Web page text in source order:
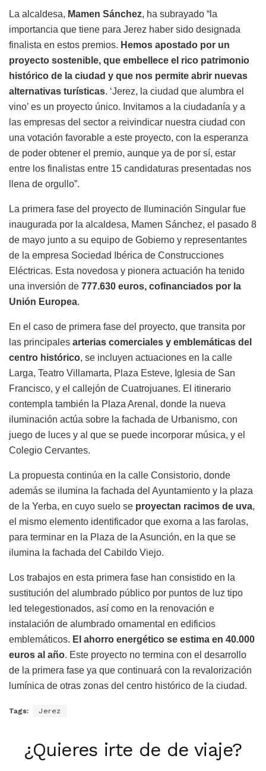
La alcaldesa, Mamen Sánchez, ha subrayado “la
importancia que tiene para Jerez haber sido designada
finalista en estos premios. Hemos apostado por un
proyecto sostenible, que embellece el rico patrimonio
histórico de la ciudad y que nos permite abrir nuevas
alternativas turísticas. ‘Jerez, la ciudad que alumbra el
vino’ es un proyecto único. Invitamos a la ciudadanía y a
las empresas del sector a reivindicar nuestra ciudad con
una votación favorable a este proyecto, con la esperanza
de poder obtener el premio, aunque ya de por sí, estar
entre los finalistas entre 15 candidaturas presentadas nos
llena de orgullo”.
La primera fase del proyecto de Iluminación Singular fue
inaugurada por la alcaldesa, Mamen Sánchez, el pasado 8
de mayo junto a su equipo de Gobierno y representantes
de la empresa Sociedad Ibérica de Construcciones
Eléctricas. Esta novedosa y pionera actuación ha tenido
una inversión de 777.630 euros, cofinanciados por la
Unión Europea.
En el caso de primera fase del proyecto, que transita por
las principales arterias comerciales y emblemáticas del
centro histórico, se incluyen actuaciones en la calle
Larga, Teatro Villamarta, Plaza Esteve, Iglesia de San
Francisco, y el callejón de Cuatrojuanes. El itinerario
contempla también la Plaza Arenal, donde la nueva
iluminación actúa sobre la fachada de Urbanismo, con
juego de luces y al que se puede incorporar música, y el
Colegio Cervantes.
La propuesta continúa en la calle Consistorio, donde
además se ilumina la fachada del Ayuntamiento y la plaza
de la Yerba, en cuyo suelo se proyectan racimos de uva,
el mismo elemento identificador que exorna a las farolas,
para terminar en la Plaza de la Asunción, en la que se
ilumina la fachada del Cabildo Viejo.
Los trabajos en esta primera fase han consistido en la
sustitución del alumbrado público por puntos de luz tipo
led telegestionados, así como en la renovación e
instalación de alumbrado ornamental en edificios
emblemáticos. El ahorro energético se estima en 40.000
euros al año. Este proyecto no termina con el desarrollo
de la primera fase ya que continuará con la revalorización
lumínica de otras zonas del centro histórico de la ciudad.
Tags: Jerez
¿Quieres irte de de viaje?